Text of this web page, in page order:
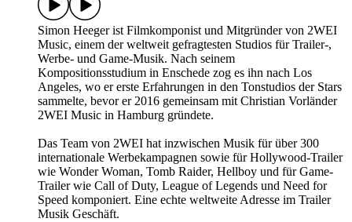
Simon Heeger ist Filmkomponist und Mitgründer von 2WEI
Music, einem der weltweit gefragtesten Studios für Trailer-,
Werbe- und Game-Musik. Nach seinem
Kompositionsstudium in Enschede zog es ihn nach Los
Angeles, wo er erste Erfahrungen in den Tonstudios der Stars
sammelte, bevor er 2016 gemeinsam mit Christian Vorländer
2WEI Music in Hamburg gründete.
Das Team von 2WEI hat inzwischen Musik für über 300
internationale Werbekampagnen sowie für Hollywood-Trailer
wie Wonder Woman, Tomb Raider, Hellboy und für Game-
Trailer wie Call of Duty, League of Legends und Need for
Speed komponiert. Eine echte weltweite Adresse im Trailer
Musik Geschäft.